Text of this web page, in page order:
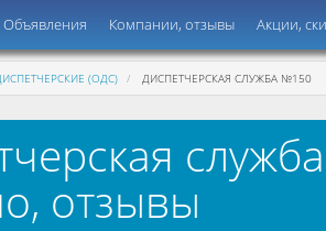
Объявления Компании, отзывы Акции,
(ОДС) ДИСПЕТЧЕРСКАЯ СЛУЖБА №150
отзывы